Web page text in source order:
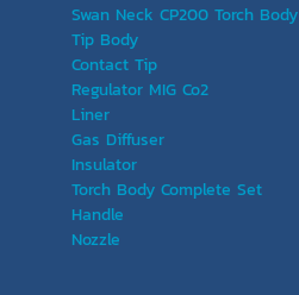
Swan Neck CP200 Torch Body
Tip Body
Contact Tip
Regulator MIG Co2
Liner
Gas Diffuser
Insulator
Torch Body Complete Set
Handle
Nozzle